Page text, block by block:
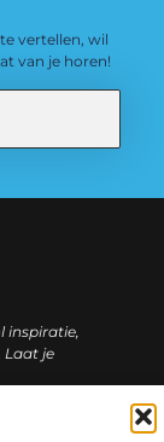
vertellen, wil
van je horen!
inspiratie,
Laat je